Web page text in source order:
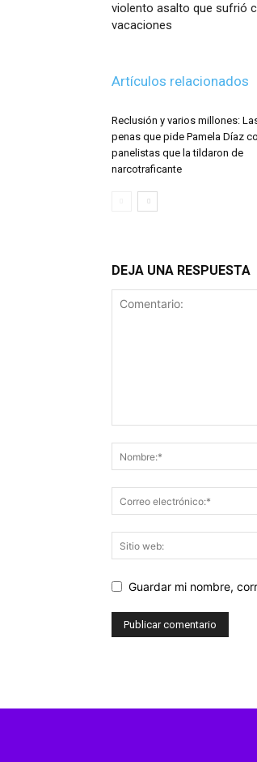
violento asalto que sufrió
vacaciones
Artículos relacionados
Reclusión y varios millones:
penas que pide Pamela Díaz
panelistas que la tildaron de
narcotraficante
DEJA UNA RESPUESTA
Guardar mi nombre,